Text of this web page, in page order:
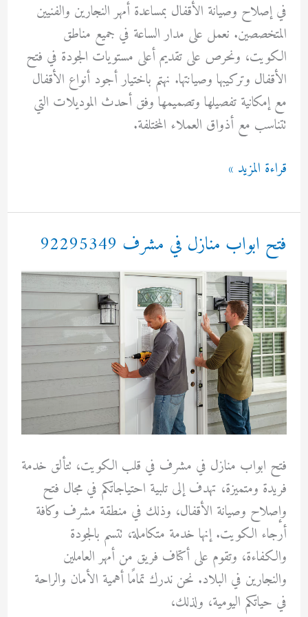
في إصلاح وصيانة الأقفال بمساعدة أمهر النجارين والفنيين
المتخصصين. نعمل على مدار الساعة في جميع مناطق
الكويت، ونحرص على تقديم أعلى مستويات الجودة في فتح
الأقفال وتركيبها وصيانتها. نهتم باختيار أجود أنواع الأقفال
مع إمكانية تفصيلها وتصميمها وفق أحدث الموديلات التي
تتناسب مع أذواق العملاء المختلفة.
فتح
منازل
في
الصالحية
92295349
قراءة المزيد »
فتح ابواب منازل في مشرف 92295349
فتح ابواب منازل في مشرف في قلب الكويت، تتألق خدمة
فريدة ومتميزة، تهدف إلى تلبية احتياجاتكم في مجال فتح
وإصلاح وصيانة الأقفال، وذلك في منطقة مشرف وكافة
أرجاء الكويت. إنها خدمة متكاملة، تتسم بالجودة
والكفاءة، وتقوم على أكتاف فريق من أمهر العاملين
والنجارين في البلاد. نحن ندرك تمامًا أهمية الأمان والراحة
في حياتكم اليومية، ولذلك،